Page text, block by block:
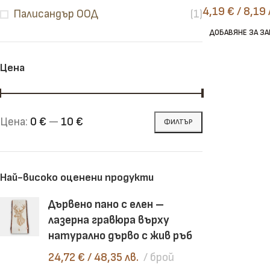
Рендосани дъски
Палисандър ООД (1)
Цена
ФИЛТЪР
Цена: 0 € — 10 €
Най-високо оценени продукти
Дървено пано с елен –
лазерна гравюра върху
натурално дърво с жив ръб
24,72 € / 48,35 лв. брой
4,19 € / 8,19
ДОБАВЯНЕ ЗА